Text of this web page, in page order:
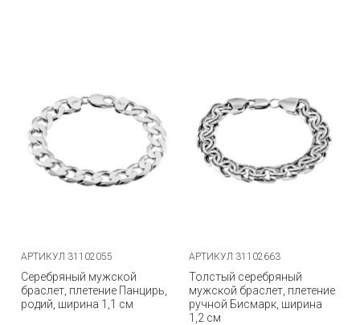
АРТИКУЛ 31102055
Серебряный мужской
браслет, плетение Панцирь,
родий, ширина 1,1 см
АРТИКУЛ 31102663
Толстый серебряный
мужской браслет, плетение
ручной Бисмарк, ширина
1,2 см